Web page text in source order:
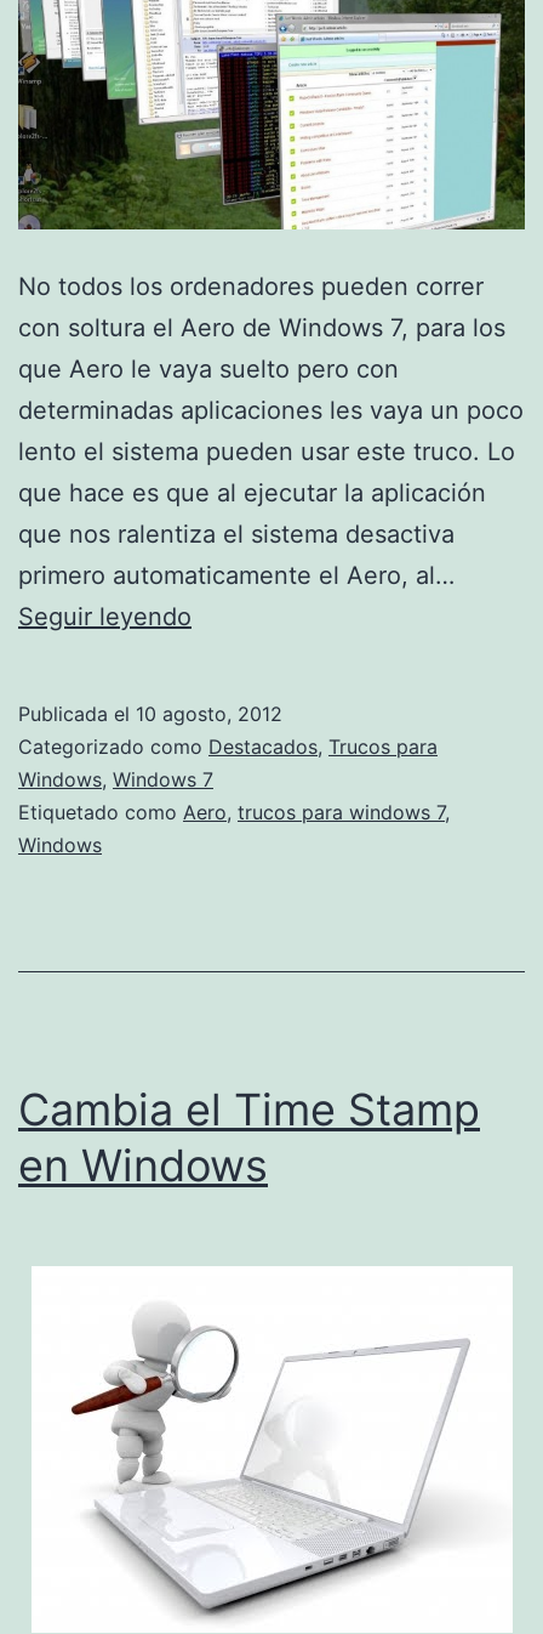
No todos los ordenadores pueden correr
con soltura el Aero de Windows 7, para los
que Aero le vaya suelto pero con
determinadas aplicaciones les vaya un poco
lento el sistema pueden usar este truco. Lo
que hace es que al ejecutar la aplicación
que nos ralentiza el sistema desactiva
primero automaticamente el Aero, al…
Seguir leyendo
determinadas
aplicaciones
Publicada el 10 agosto, 2012
Categorizado como Destacados, Trucos para
Windows, Windows 7
Etiquetado como Aero, trucos para windows 7,
Windows
Cambia el Time Stamp
en Windows